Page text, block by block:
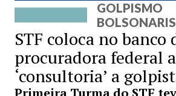
GOLPISMO
STF coloca no banco
procuradora federal
‘consultoria’ a
Primeira Turma do STF